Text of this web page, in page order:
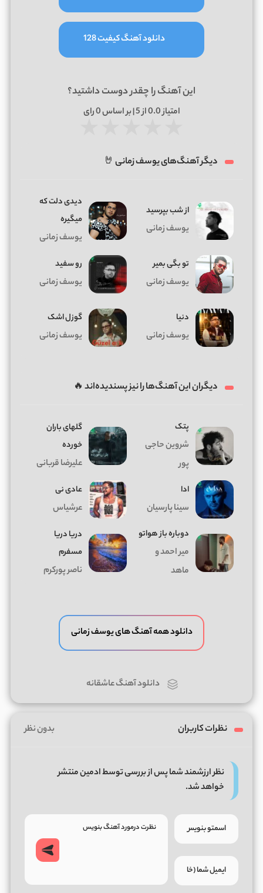
دانلود آهنگ کیفیت 128
این آهنگ را چقدر دوست داشتید؟
امتیاز0.0از 5 | بر اساس 0رای
دیگر آهنگ‌های یوسف زمانی 🤘
از شب بپرسید
یوسف زمانی
دیدی دلت که
میگیره
یوسف زمانی
تو بگی بمیر
یوسف زمانی
رو سفید
یوسف زمانی
دنیا
یوسف زمانی
گوزل اشک
یوسف زمانی
دیگران این آهنگ‌ها را نیز پسندیده‌اند 🔥
پتک
شروین حاجی
پور
گلهای باران
خورده
علیرضا قربانی
ادا
سینا پارسیان
عادی نی
عرشیاس
دوباره باز هواتو
میر احمد و
ماهد
دریا دریا
مسفرم
ناصر پورکرم
دانلود همه آهنگ های یوسف زمانی
دانلود آهنگ عاشقانه
نظرات کاربران بدون نظر
نظر ارزشمند شما پس از بررسی توسط ادمین منتشر
خواهد شد.